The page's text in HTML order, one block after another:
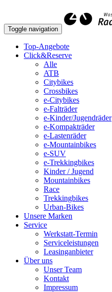
Toggle navigation
Top-Angebote
Click&Reserve
Alle
ATB
Citybikes
Crossbikes
e-Citybikes
e-Falträder
e-Kinder/Jugendräder
e-Kompakträder
e-Lastenräder
e-Mountainbikes
e-SUV
e-Trekkingbikes
Kinder / Jugend
Mountainbikes
Race
Trekkingbikes
Urban-Bikes
Unsere Marken
Service
Werkstatt-Termin
Serviceleistungen
Leasinganbieter
Über uns
Unser Team
Kontakt
Impressum